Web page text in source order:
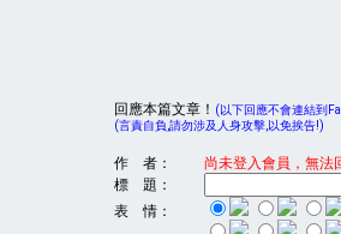
回應本篇文章！ (以下回應不會連結到
(言責自負,請勿涉及人身攻擊,以免挨告!)
作 者：
尚未登入會員，無法
標 題：
表 情：